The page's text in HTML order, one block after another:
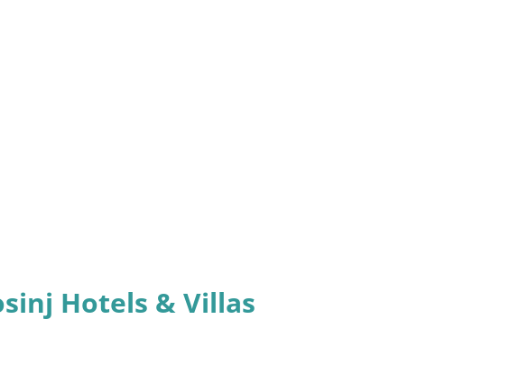
Hotels & Villas